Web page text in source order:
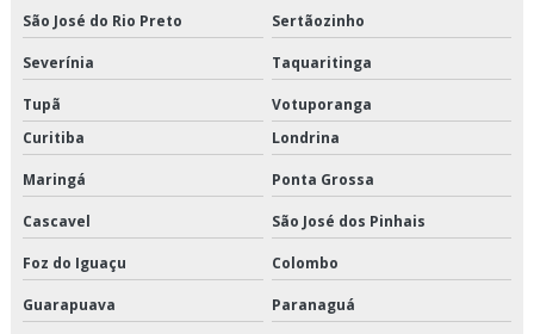
Transporte de congelados valor
Transporte de refrigerado
Transporte de refrigerados em são paulo
Transporte de refrigerados preço
Transporte de refrigerados valor
Transporte dedicado
São José do Rio Preto Sertãozinho
Severínia Taquaritinga
Tupã
Votuporanga
Curitiba
Londrina
Maringá Ponta Grossa
Cascavel São José dos Pinhais
Foz do Iguaçu Colombo
Guarapuava Paranaguá